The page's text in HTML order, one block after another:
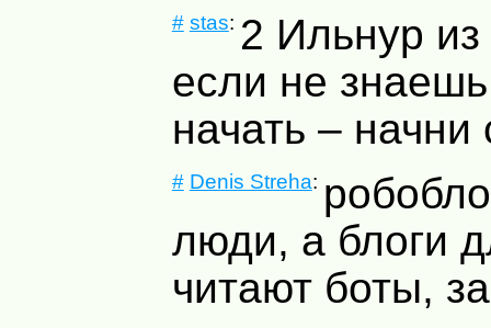
# stas: 2 Ильнур
если не знаешь
начать – начни
# Denis Streha:
люди, а блоги
читают боты,